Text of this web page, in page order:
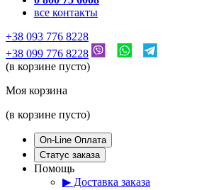
все контакты
+38 093 776 8228
+38 099 776 8228
(в корзине пусто)
Моя корзина
(в корзине пусто)
On-Line Оплата
Статус заказа
Помощь
▶ Доставка заказа